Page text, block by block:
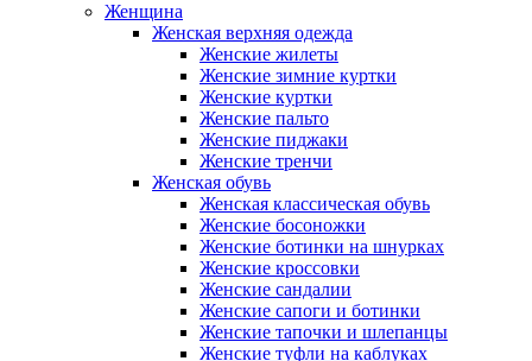
Женщина
Женская верхняя одежда
Женские жилеты
Женские зимние куртки
Женские куртки
Женские пальто
Женские пиджаки
Женские тренчи
Женская обувь
Женская классическая обувь
Женские босоножки
Женские ботинки на шнурках
Женские кроссовки
Женские сандалии
Женские сапоги и ботинки
Женские тапочки и шлепанцы
Женские туфли на каблуках